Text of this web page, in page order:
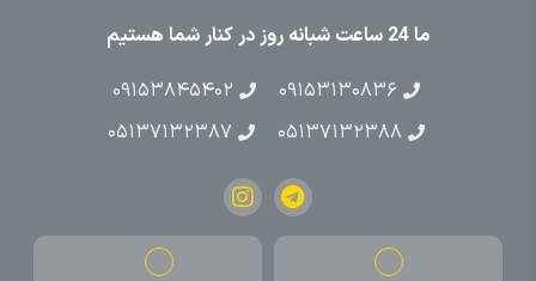
ما 24 ساعت شبانه روز در کنار شما هستیم
۰۹۱۵۳۱۳۰۸۳۶
۰۹۱۵۳۸۴۵۴۰۲
۰۵۱۳۷۱۳۲۳۸۸
۰۵۱۳۷۱۳۲۳۸۷